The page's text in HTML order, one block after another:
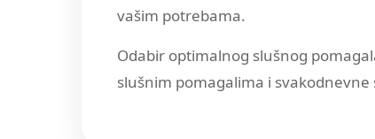
vašim potrebama.
Odabir optimalnog slušnog
slušnim pomagalima i